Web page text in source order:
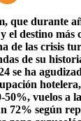
que durante
el destino más
de las crisis
de su
se ha
50%, vuelos a
72% según